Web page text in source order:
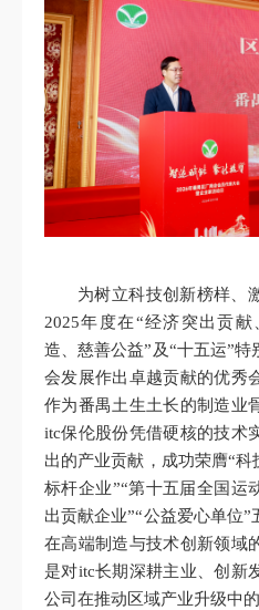
为树立科技创新榜样、
2025年度在“经济突出贡
造、慈善公益”及“十五运”
会发展作出卓越贡献的优秀
作为番禺土生土长的制造业
itc保伦股份凭借硬核的技术
出的产业贡献，成功荣膺“科
标杆企业”“第十五届全国运
出贡献企业”“公益爱心单位
在高端制造与技术创新领域
是对itc长期深耕主业、创新
公司在推动区域产业升级中的